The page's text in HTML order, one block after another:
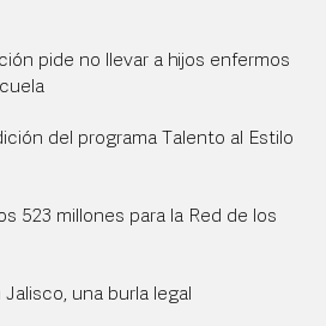
pide no llevar a hijos enfermos
del programa Talento al Estilo
523 millones para la Red de los
una burla legal